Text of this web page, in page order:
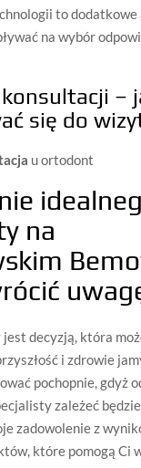
to dodatkowe
na wybór
–
się do
u ortodont
na
decyzją, która
i zdrowie
pochopnie, gdyż
zależeć
zadowolenie z
które pomogą Ci